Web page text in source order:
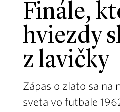
Finále,
hviezdy
z lavičky
Zápas o zlato sa na
sveta vo futbale